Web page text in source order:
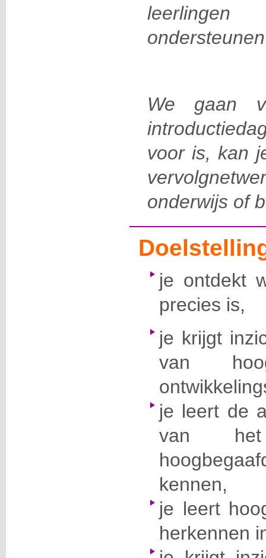
We gaan
voor is, kan
onderwijs of
je ontdekt
precies is,
je krijgt
van
je leert de
van
kennen,
je leert
herkennen